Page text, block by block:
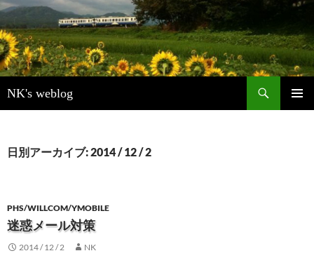
NK's weblog
索
ン
キ
ッ
日別アーカイブ: 2014 / 12 / 2
PHS/WILLCOM/YMOBILE
迷惑メール対策
2014 / 12 / 2 NK